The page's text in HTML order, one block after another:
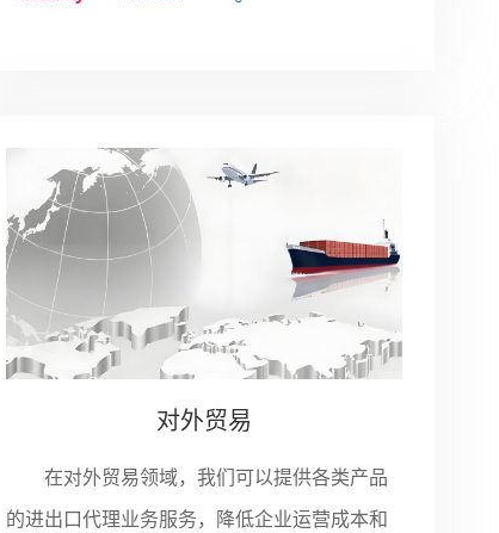
对外贸易
在对外贸易领域，我们可以提供各类产品
的进出口代理业务服务，降低企业运营成本和